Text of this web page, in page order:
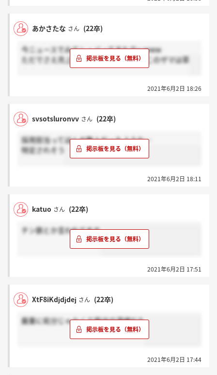
あかさたな さん (22卒)
今ニュースでみてシュバってきたで～www
ただでさえ売上5000億も落ちてんのにこのザマは草
2021年6月2日 18:26
svsotsluronvv さん (22卒)
採用担当ってほんの数人だったような…
特定されそう
2021年6月2日 18:11
katuo さん (22卒)
チン鉄とか言われてます
2021年6月2日 17:51
XtF8iKdjdjdej さん (22卒)
厳重に処分じゃなくて脅迫で逮捕だろ
2021年6月2日 17:44